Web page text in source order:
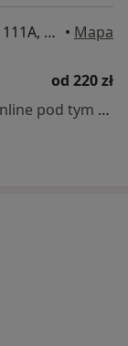
Generała Antoniego Madalińskiego 111A, Wrocław • Mapa
od 220 zł
Specjalista nie oferuje umawiania online pod tym adresem.